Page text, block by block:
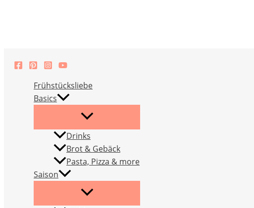
Frühstücksliebe
Basics
Drinks
Brot & Gebäck
Pasta, Pizza & more
Saison